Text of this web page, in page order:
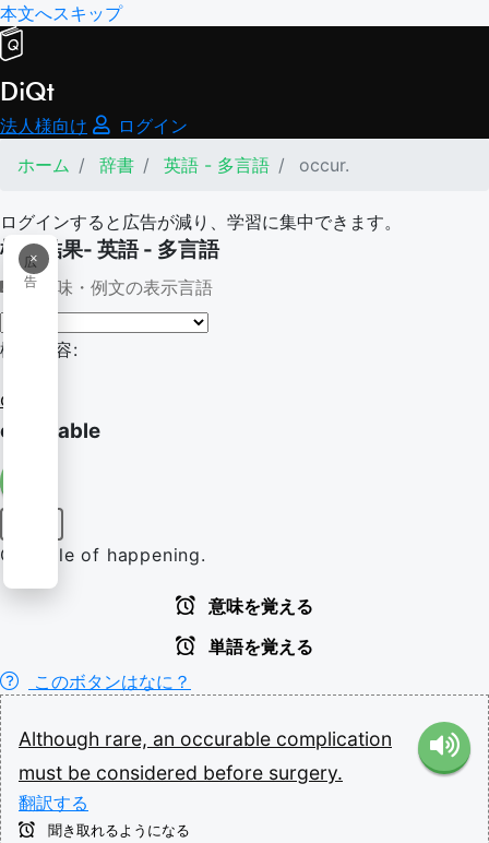
本文へスキップ
DiQt
法人様向け
ログイン
ホーム
辞書 英語 - 多言語 occur.
ログインすると広告が減り、学習に集中できます。
×
広
告
検索結果- 英語 - 多言語
意味・例文の表示言語
検索内容:
occur.
occurable
Capable of happening.
意味を覚える
単語を覚える
このボタンはなに？
Although rare, an occurable complication
must be considered before surgery.
翻訳する
聞き取れるようになる